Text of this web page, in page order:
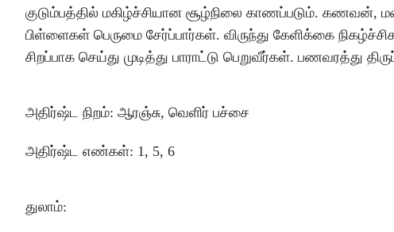
குடும்பத்தில் மகிழ்ச்சியான சூழ்நிலை காணப்படும். கணவன்,
பிள்ளைகள் பெருமை சேர்ப்பார்கள். விருந்து கேளிக்கை
சிறப்பாக செய்து முடித்து பாராட்டு பெறுவீர்கள். பணவரத்து
அதிர்ஷ்ட நிறம்: ஆரஞ்சு, வெளிர் பச்சை
அதிர்ஷ்ட எண்கள்: 1, 5, 6
துலாம்: